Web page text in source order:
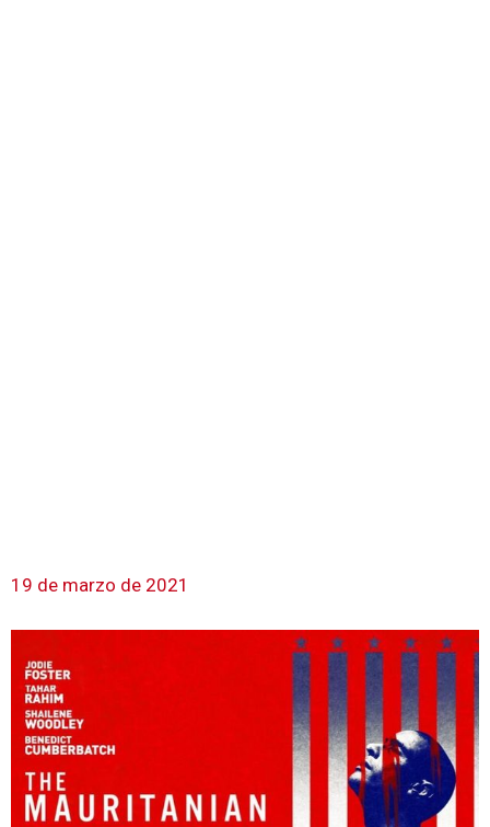
19 de marzo de 2021